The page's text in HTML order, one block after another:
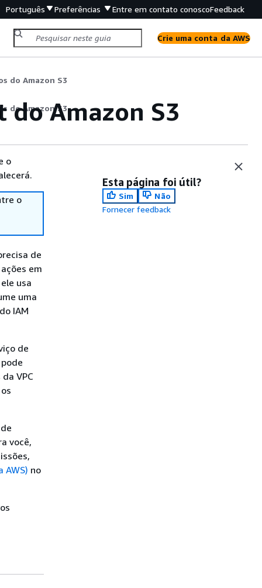
Português Preferências Entre em contato conoscoFeedback
Crie uma conta da AWS
do Amazon S3
do Amazon S3
do Amazon S3
o
o
de
em
usa
uma
IAM
de
VPC
você,
AWS) no
Esta página foi útil?
Sim
Não
Fornecer feedback